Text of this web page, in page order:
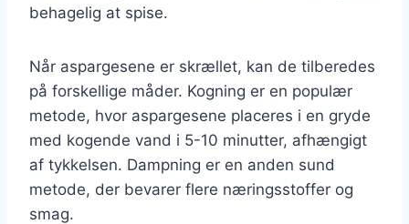
behagelig at spise.
Når aspargesene er skrællet, kan de tilberedes
på forskellige måder. Kogning er en populær
metode, hvor aspargesene placeres i en gryde
med kogende vand i 5-10 minutter, afhængigt
af tykkelsen. Dampning er en anden sund
metode, der bevarer flere næringsstoffer og
smag.